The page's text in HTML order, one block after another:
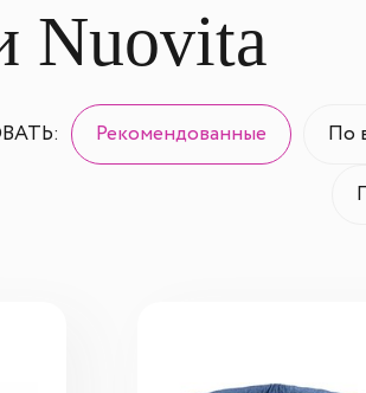
Nuovita
Рекомендованные По